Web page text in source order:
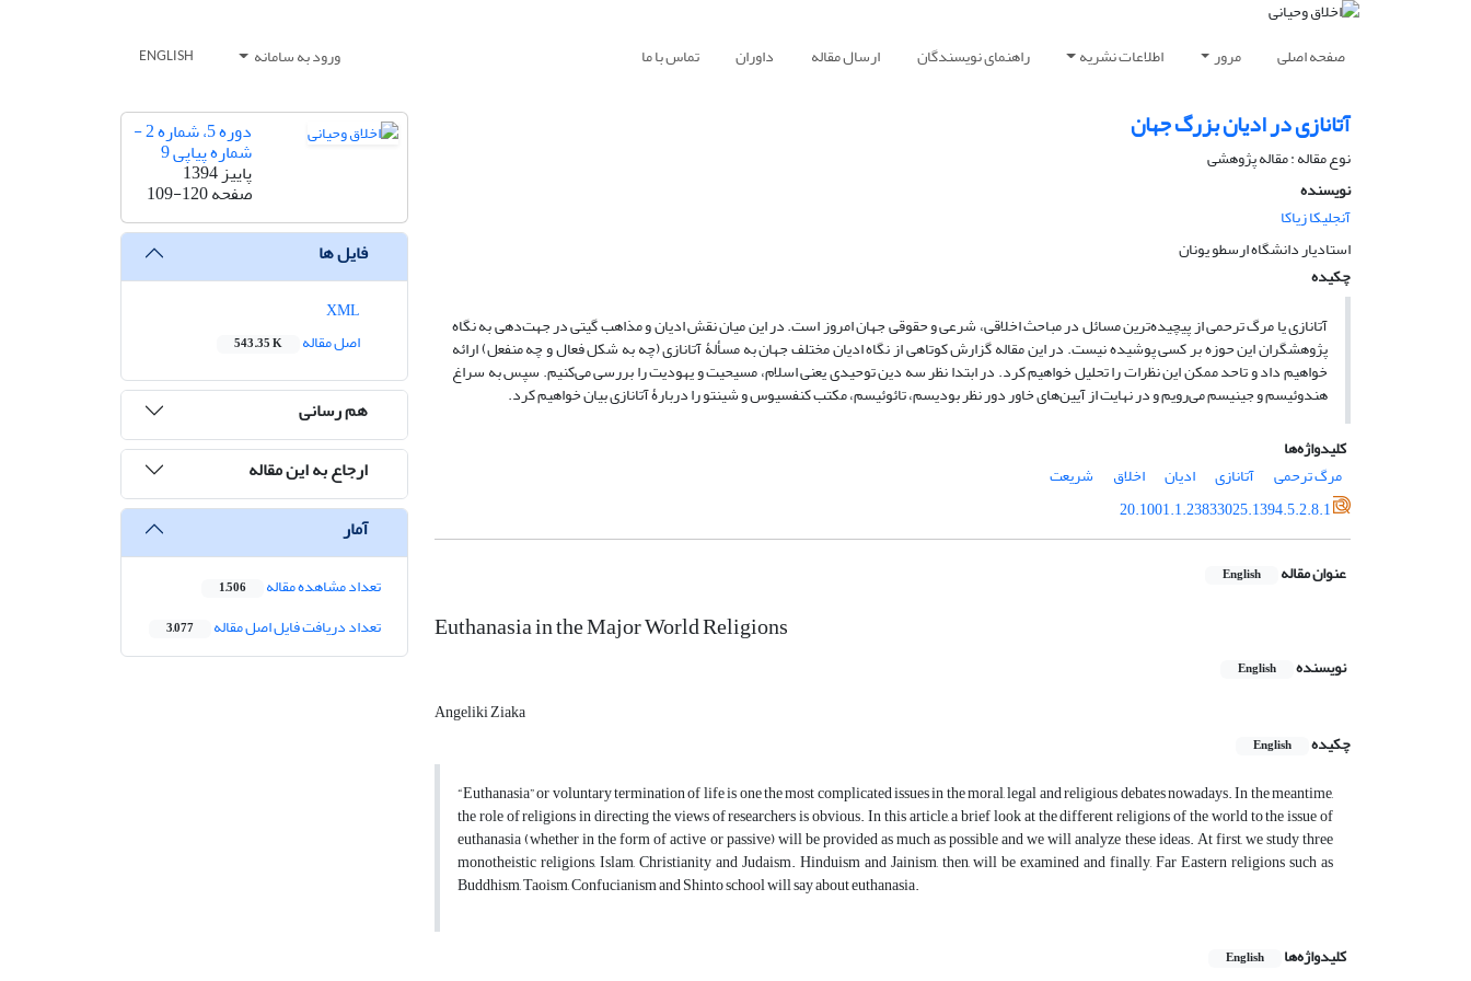
صفحه اصلی مرور اطلاعات نشریه راهنمای نویسندگان ارسال مقاله داوران تماس با ما ورود به سامانه ENGLISH
آتانازی در ادیان بزرگ جهان
نوع مقاله : مقاله پژوهشی
نویسنده
آنجلیکا زیاکا
استادیار دانشگاه ارسطو یونان
چکیده
آتانازی یا مرگ ترحمی از پیچیده‌ترین مسائل در مباحث اخلاقی، شرعی و حقوقی جهان امروز است. در این میان نقش ادیان و مذاهب گیتی در جهت‌دهی به نگاه
پژوهشگران این حوزه بر کسی پوشیده نیست. در این مقاله گزارش کوتاهی از نگاه ادیان مختلف جهان به مسألۀ آتانازی (چه به شکل فعال و چه منفعل) ارائه
خواهیم داد و تاحد ممکن این نظرات را تحلیل خواهیم کرد. در ابتدا نظر سه دین توحیدی یعنی اسلام، مسیحیت و یهودیت را بررسی می‌کنیم. سپس به سراغ
هندوئیسم و جینیسم می‌رویم و در نهایت از آیین‌های خاور دور نظر بودیسم، تائوئیسم، مکتب کنفسیوس و شینتو را دربارۀ آتانازی بیان خواهیم کرد.
کلیدواژه‌ها
مرگ ترحمی
آتانازی ادیان اخلاق
شریعت
20.1001.1.23833025.1394.5.2.8.1
عنوان مقاله English
Euthanasia in the Major World Religions
نویسنده English
Angeliki Ziaka
چکیده
English
“Euthanasia” or voluntary termination of life is one the most complicated issues in the moral, legal and religious debates nowadays. In the meantime,
the role of religions in directing the views of researchers is obvious. In this article, a brief look at the different religions of the world to the issue of
euthanasia (whether in the form of active or passive) will be provided as much as possible and we will analyze these ideas. At first, we study three
monotheistic religions, Islam, Christianity and Judaism. Hinduism and Jainism, then, will be examined and finally, Far Eastern religions such as
Buddhism, Taoism, Confucianism and Shinto school will say about euthanasia.
کلیدواژه‌ها English
دوره 5، شماره 2 -
شماره پیاپی 9
پاییز 1394
صفحه109-120
فایل ها
اصل مقاله
543.35 K
هم رسانی
ارجاع به این مقاله
آمار
تعداد مشاهده مقاله 1,506
تعداد دریافت فایل اصل مقاله 3,077